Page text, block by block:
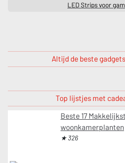
LED Strips voor
Altijd de beste
Top lijstjes met
Beste 17
woonkamerplanten
★ 326